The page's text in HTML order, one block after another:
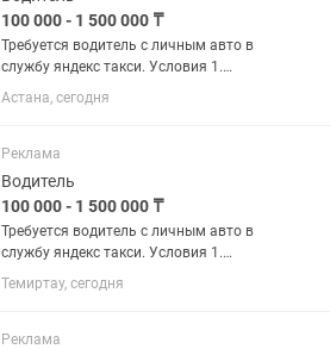
100 000 - 1 500 000 ₸
Требуется водитель с личным авто в
службу яндекс такси. Условия 1.
Работа в свободное время. Можете
подключиться после работы и
2.средний заработок от 2500 в...
Астана, сегодня
Реклама
Водитель
100 000 - 1 500 000 ₸
Требуется водитель с личным авто в
службу яндекс такси. Условия 1.
Работа в свободное время. Можете
подключиться после работы и
2.средний заработок от 2500 в...
Темиртау, сегодня
Реклама